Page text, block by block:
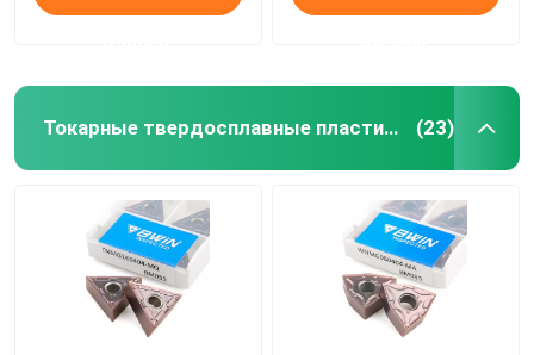
Токарные твердосплавные пластины (23)